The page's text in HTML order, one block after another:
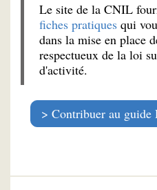
Le site de la CNIL
fiches pratiques qui
dans la mise en place
respectueux de la loi
d'activité.
Contribuer au guide